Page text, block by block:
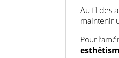
Au fil des
maintenir
Pour